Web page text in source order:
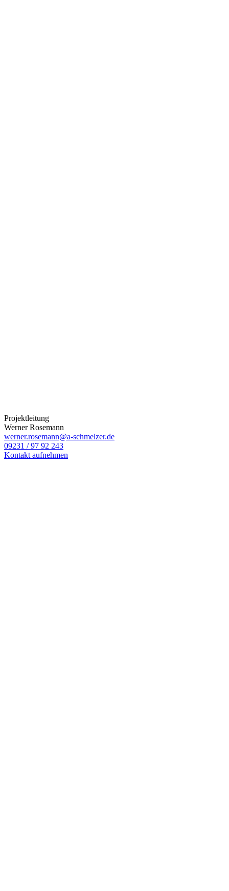
Projektleitung
Werner Rosemann
werner.rosemann@a-schmelzer.de
09231 / 97 92 243
Kontakt aufnehmen